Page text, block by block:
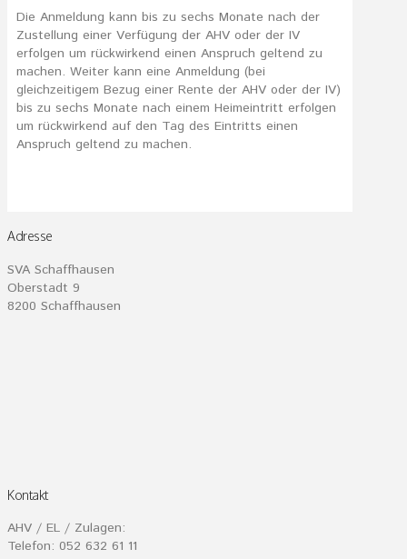
Die Anmeldung kann bis zu sechs Monate nach der
Zustellung einer Verfügung der AHV oder der IV
erfolgen um rückwirkend einen Anspruch geltend zu
machen. Weiter kann eine Anmeldung (bei
gleichzeitigem Bezug einer Rente der AHV oder der IV)
bis zu sechs Monate nach einem Heimeintritt erfolgen
um rückwirkend auf den Tag des Eintritts einen
Anspruch geltend zu machen.
Adresse
SVA Schaffhausen
Oberstadt 9
8200 Schaffhausen
Kontakt
AHV / EL / Zulagen:
Telefon: 052 632 61 11